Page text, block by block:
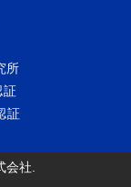
所
証
証
会社.